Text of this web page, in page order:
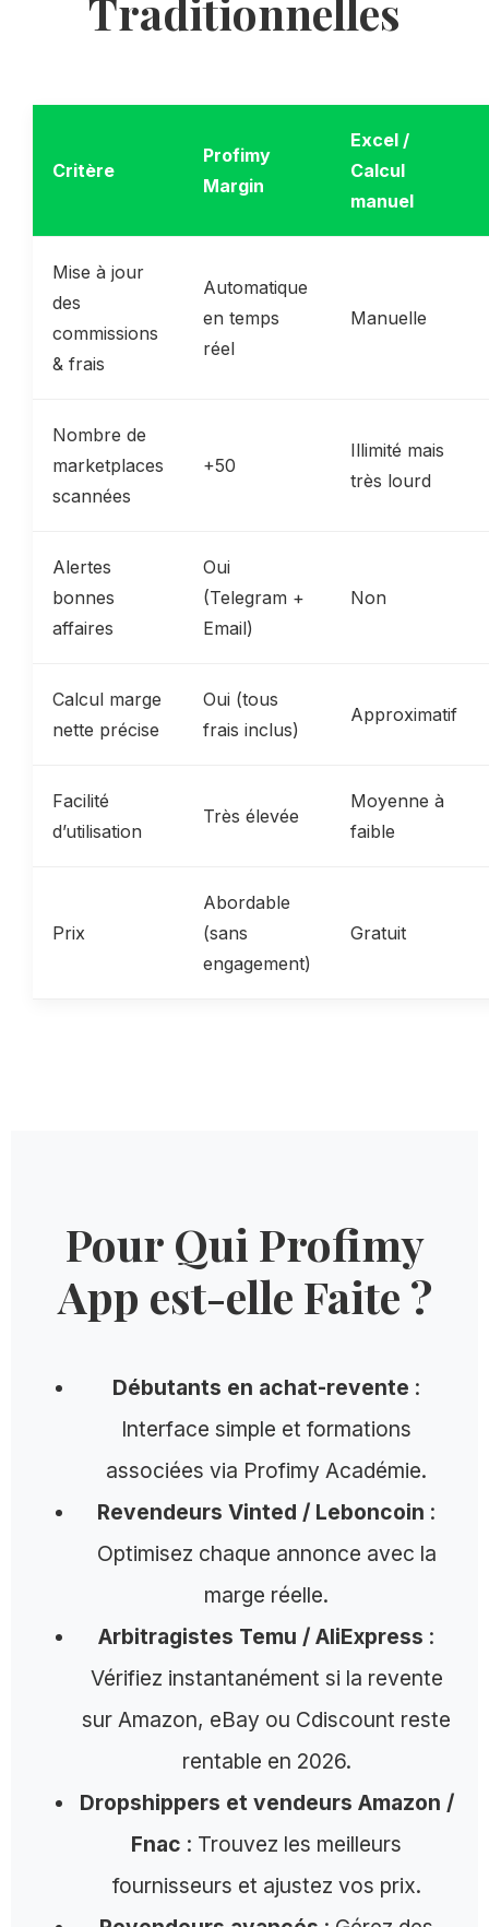
Traditionnelles
Critère
Profimy
Margin
Excel /
Calcul
manuel
Mise à jour
des
commissions
& frais
Automatique
en temps
réel
Manuelle
Nombre de
marketplaces
scannées
+50
Illimité mais
très lourd
Alertes
bonnes
affaires
Oui
(Telegram +
Email)
Non
Calcul marge
nette précise
Oui (tous
frais inclus)
Approximatif
Facilité
d’utilisation
Très élevée
Moyenne à
faible
Prix
Abordable
(sans
engagement)
Gratuit
Pour Qui Profimy
App est-elle Faite ?
Débutants en achat-revente :
Interface simple et formations
associées via Profimy Académie.
Revendeurs Vinted / Leboncoin :
Optimisez chaque annonce avec la
marge réelle.
Arbitragistes Temu / AliExpress :
Vérifiez instantanément si la revente
sur Amazon, eBay ou Cdiscount reste
rentable en 2026.
Dropshippers et vendeurs Amazon /
Fnac : Trouvez les meilleurs
fournisseurs et ajustez vos prix.